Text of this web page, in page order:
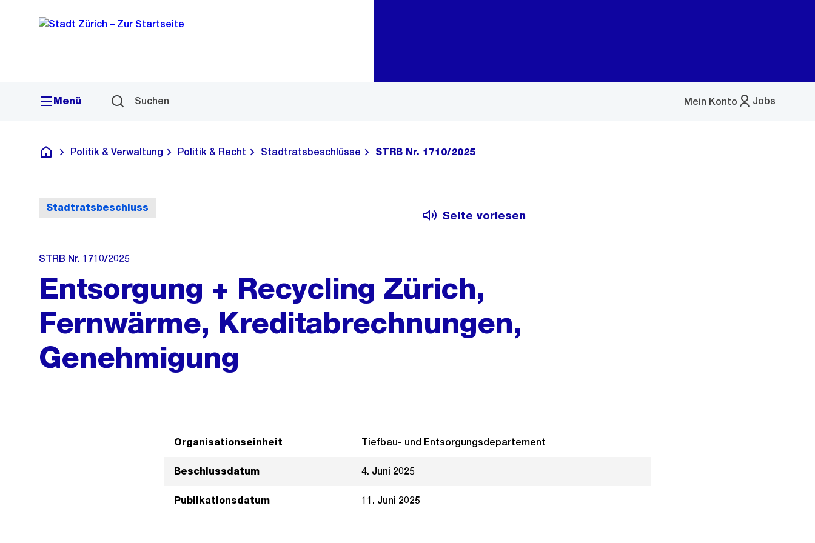
Navigation
Sprunglink
Menü Suchen Jobs
Mein Konto
Menü
Deutsch
Politik & Verwaltung Politik & Recht Stadtratsbeschlüsse STRB Nr. 1710/2025
Stadtratsbeschluss
Seite vorlesen
STRB Nr. 1710/2025
Entsorgung + Recycling Zürich,
Fernwärme, Kreditabrechnungen,
Genehmigung
Organisationseinheit Tiefbau- und Entsorgungsdepartement
Beschlussdatum 4. Juni 2025
Publikationsdatum 11. Juni 2025